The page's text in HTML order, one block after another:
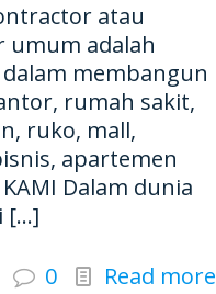
atau
adalah
membangun
rumah sakit,
ruko, mall,
apartemen
Dalam dunia
[…]
0 Read more